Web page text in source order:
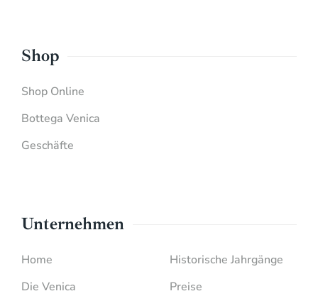
Shop
Shop Online
Bottega Venica
Geschäfte
Unternehmen
Home
Die Venica
Historische Jahrgänge
Preise